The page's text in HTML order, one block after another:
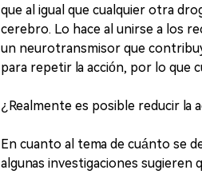
que al igual que cualquier otra
cerebro. Lo hace al unirse a los
un neurotransmisor que
para repetir la acción, por lo que
¿Realmente es posible reducir la
En cuanto al tema de cuánto se
algunas investigaciones sugieren